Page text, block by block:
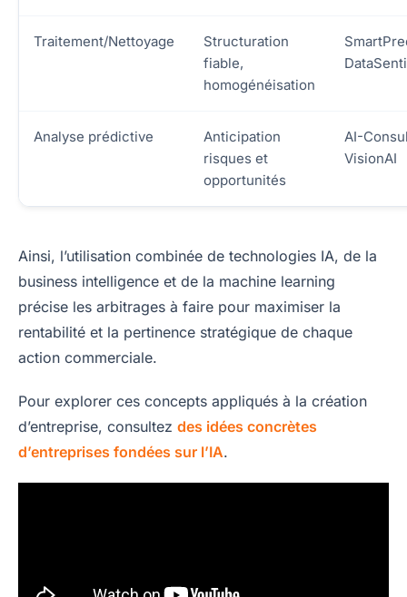
Traitement/Nettoyage
Structuration
fiable,
homogénéisation
Analyse prédictive
Anticipation
risques et
opportunités
AI-
VisionAI
Ainsi, l’utilisation combinée de technologies IA, de la
business intelligence et de la machine learning
précise les arbitrages à faire pour maximiser la
rentabilité et la pertinence stratégique de chaque
action commerciale.
Pour explorer ces concepts appliqués à la création
d’entreprise, consultez des idées concrètes
d’entreprises fondées sur l’IA.